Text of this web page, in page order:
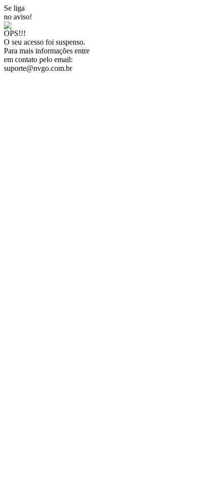
Se liga
no aviso!
OPS!!!
O seu acesso foi suspenso.
Para mais informações entre
em contato pelo email:
suporte@nvgo.com.br